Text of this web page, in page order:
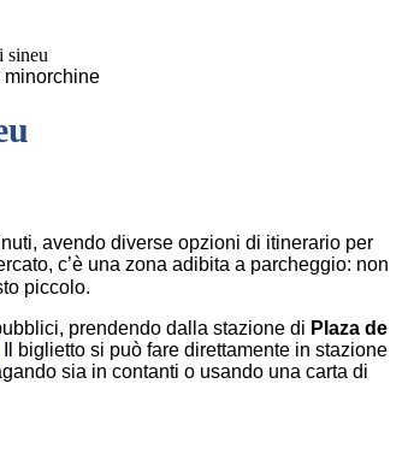
minorchine
avendo diverse opzioni di itinerario per
c’è una zona adibita a parcheggio: non
piccolo.
prendendo dalla stazione di Plaza de
Il biglietto si può fare direttamente in stazione
sia in contanti o usando una carta di